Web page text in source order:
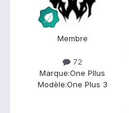
Membre
72
Marque:One Pllus
Modèle:One Plus 3